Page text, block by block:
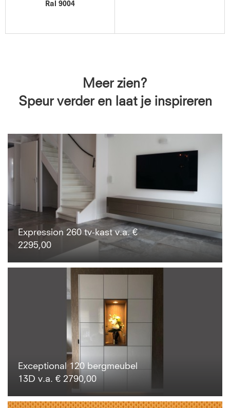
Ral 9004
Meer zien?
Speur verder en laat je inspireren
Expression 260 tv-kast v.a. €
2295,00
Exceptional 120 bergmeubel
13D v.a. € 2790,00